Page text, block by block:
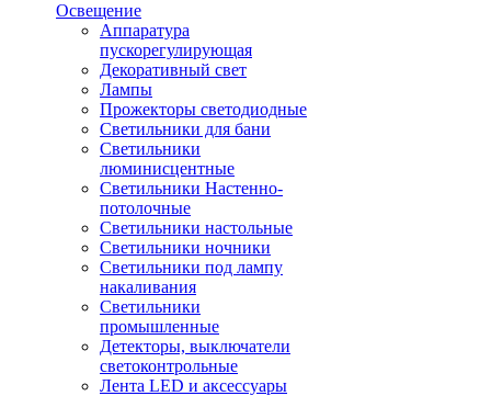
Освещение
Аппаратура
пускорегулирующая
Декоративный свет
Лампы
Прожекторы светодиодные
Светильники для бани
Светильники
люминисцентные
Светильники Настенно-
потолочные
Светильники настольные
Светильники ночники
Светильники под лампу
накаливания
Светильники
промышленные
Детекторы, выключатели
светоконтрольные
Лента LED и аксессуары